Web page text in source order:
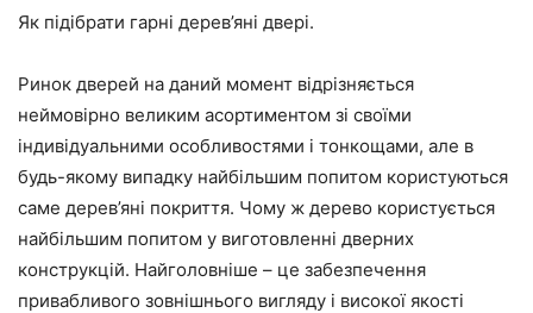
Як підібрати гарні дерев’яні двері.
Ринок дверей на даний момент відрізняється
неймовірно великим асортиментом зі своїми
індивідуальними особливостями і тонкощами, але в
будь-якому випадку найбільшим попитом користуються
саме дерев’яні покриття. Чому ж дерево користується
найбільшим попитом у виготовленні дверних
конструкцій. Найголовніше – це забезпечення
привабливого зовнішнього вигляду і високої якості